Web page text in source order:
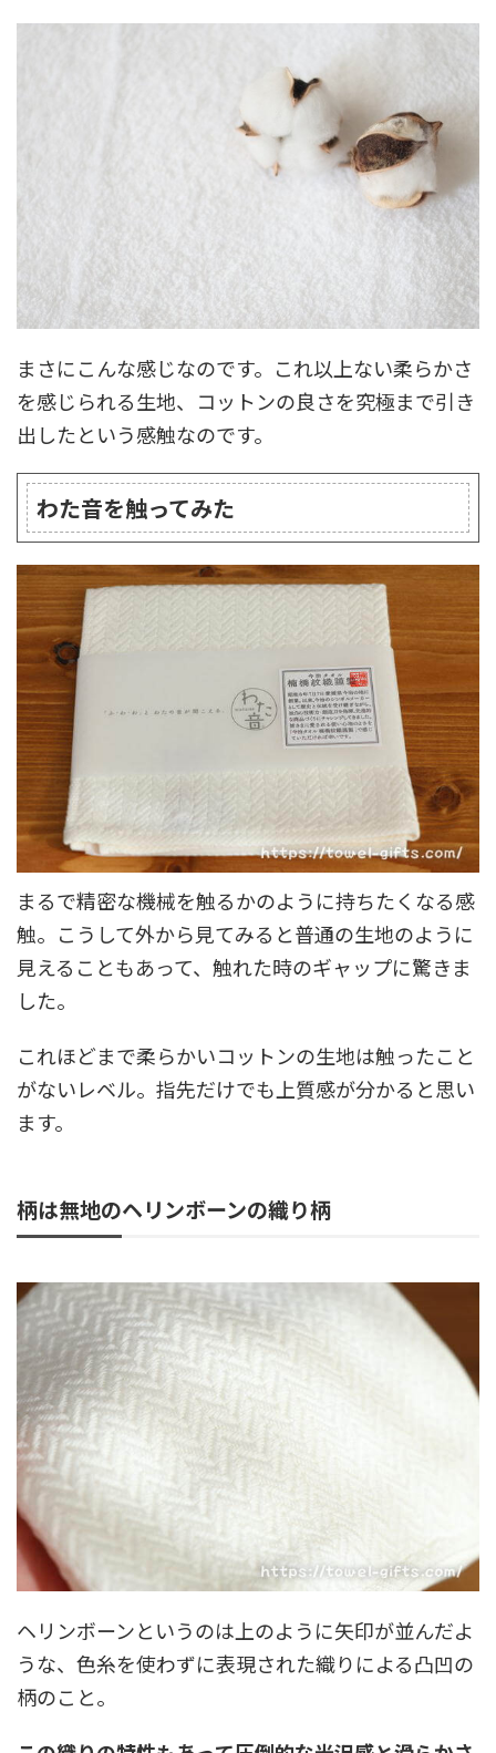
まさにこんな感じなのです。これ以上ない柔らかさ
を感じられる生地、コットンの良さを究極まで引き
出したという感触なのです。
わた音を触ってみた
まるで精密な機械を触るかのように持ちたくなる感
触。こうして外から見てみると普通の生地のように
見えることもあって、触れた時のギャップに驚きま
した。
これほどまで柔らかいコットンの生地は触ったこと
がないレベル。指先だけでも上質感が分かると思い
ます。
柄は無地のヘリンボーンの織り柄
ヘリンボーンというのは上のように矢印が並んだよ
うな、色糸を使わずに表現された織りによる凸凹の
柄のこと。